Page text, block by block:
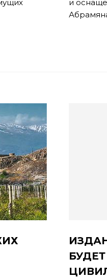
и